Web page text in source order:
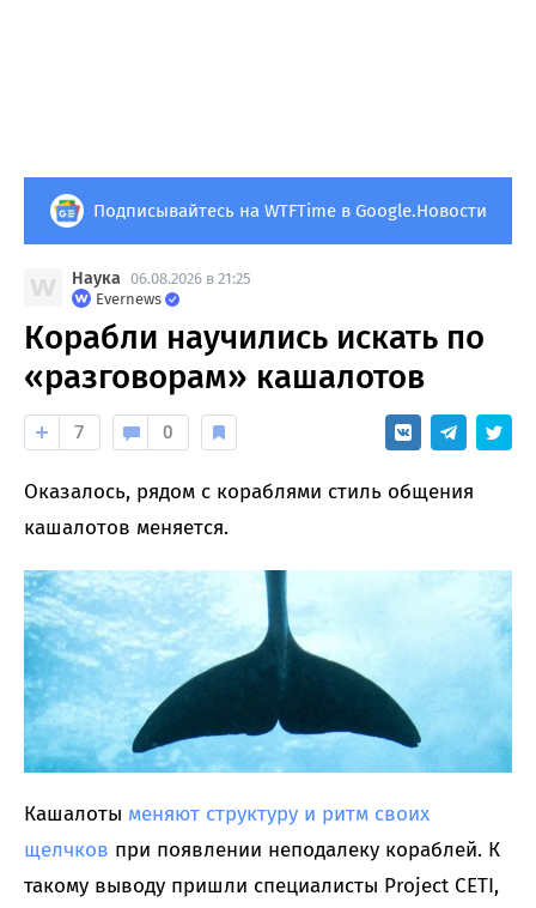
Подписывайтесь на WTFTime в Google.Новости
Наука 06.08.2026 в 21:25
Evernews
Корабли научились искать по
«разговорам» кашалотов
7 0
Оказалось, рядом с кораблями стиль общения
кашалотов меняется.
Кашалоты меняют структуру и ритм своих
щелчков при появлении неподалеку кораблей. К
такому выводу пришли специалисты Project CETI,